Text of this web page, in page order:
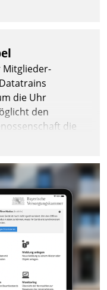
Mitglieder-
die Uhr
den
die
Tablet oder PC.